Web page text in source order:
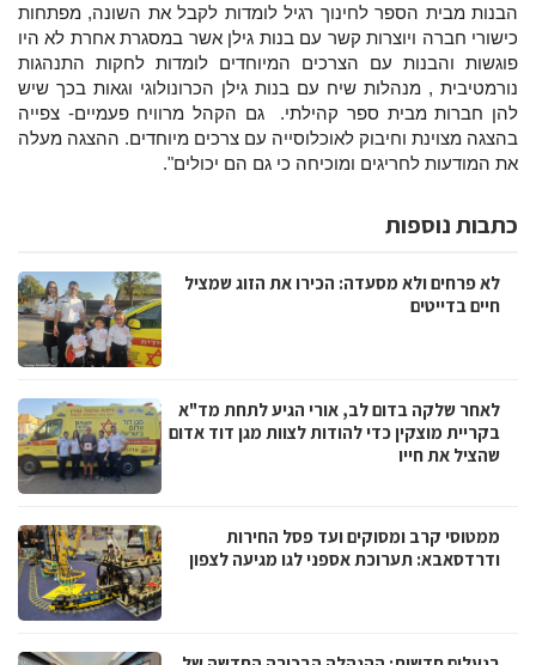
הבנות מבית הספר לחינוך רגיל לומדות לקבל את השונה, מפתחות
כישורי חברה ויוצרות קשר עם בנות גילן אשר במסגרת אחרת לא היו
פוגשות והבנות עם הצרכים המיוחדים לומדות לחקות התנהגות
נורמטיבית , מנהלות שיח עם בנות גילן הכרונולוגי וגאות בכך שיש
להן חברות מבית ספר קהילתי. גם הקהל מרוויח פעמיים- צפייה
בהצגה מצוינת וחיבוק לאוכלוסייה עם צרכים מיוחדים. ההצגה מעלה
את המודעות לחריגים ומוכיחה כי גם הם יכולים".
כתבות נוספות
לא פרחים ולא מסעדה: הכירו את הזוג שמציל
חיים בדייטים
לאחר שלקה בדום לב, אורי הגיע לתחת מד"א
בקריית מוצקין כדי להודות לצוות מגן דוד אדום
שהציל את חייו
ממטוסי קרב ומסוקים ועד פסל החירות
ודרדסאבא: תערוכת אספני לגו מגיעה לצפון